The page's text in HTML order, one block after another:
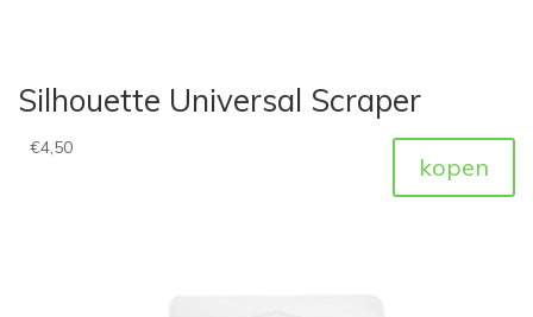
Silhouette Universal Scraper
€4,50
kopen